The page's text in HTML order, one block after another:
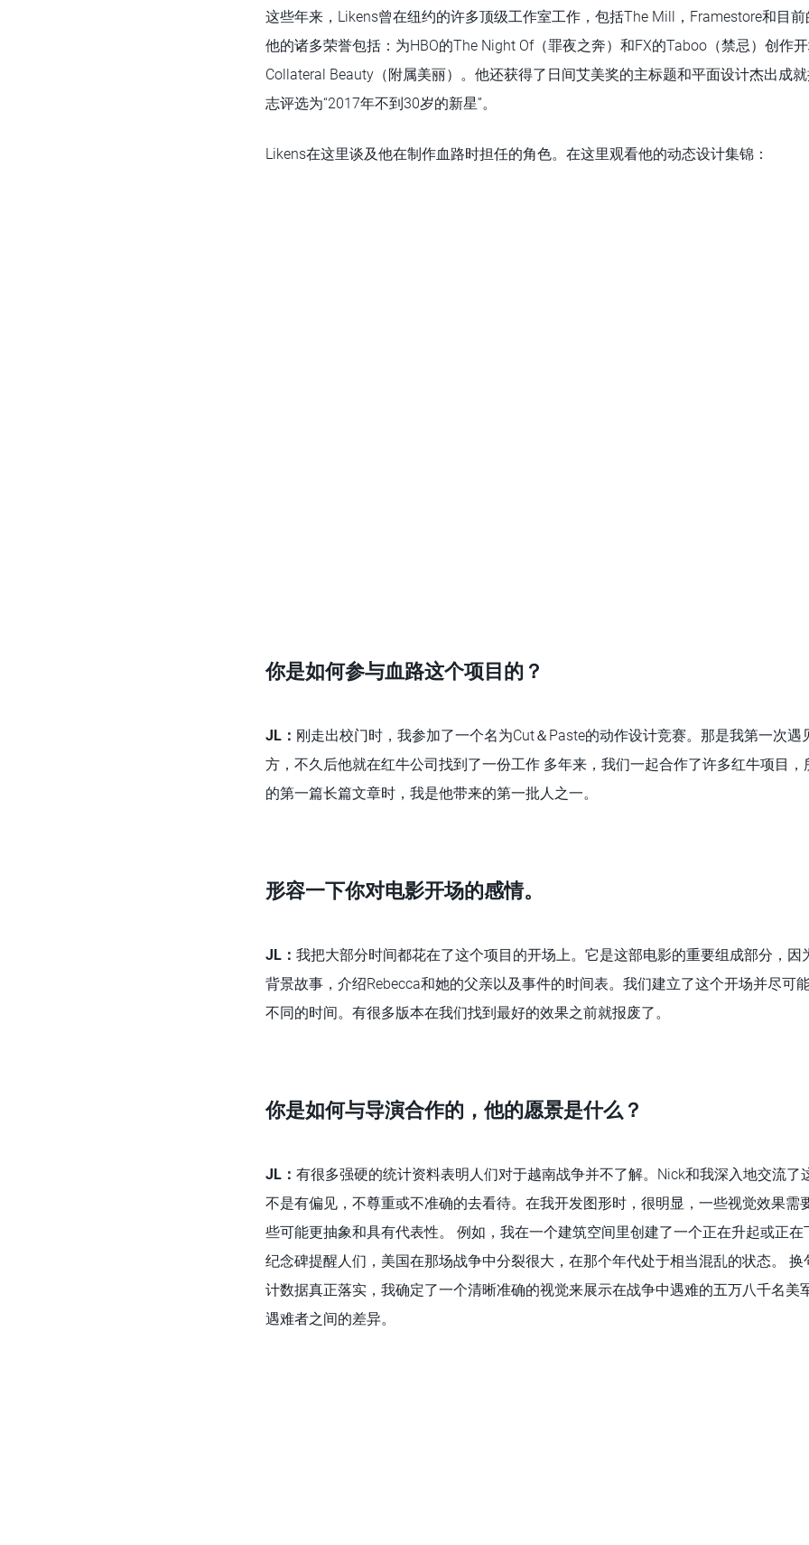
这些年来，Likens曾在纽约的许多顶级工作室工作，包括The Mill，Framestore和目前
他的诸多荣誉包括：为HBO的The Night Of（罪夜之奔）和FX的Taboo（禁忌）创作
Collateral Beauty（附属美丽）。他还获得了日间艾美奖的主标题和平面设计杰出成就
志评选为“2017年不到30岁的新星”。
Likens在这里谈及他在制作血路时担任的角色。在这里观看他的动态设计集锦：
你是如何参与血路这个项目的？
JL ： 刚走出校门时，我参加了一个名为Cut＆Paste的动作设计竞赛。那是我第一次遇
方，不久后他就在红牛公司找到了一份工作 多年来，我们一起合作了许多红牛项目
的第一篇长篇文章时，我是他带来的第一批人之一。
形容一下你对电影开场的感情。
JL ： 我把大部分时间都花在了这个项目的开场上。它是这部电影的重要组成部分，因
背景故事，介绍Rebecca和她的父亲以及事件的时间表。我们建立了这个开场并尽可
不同的时间。有很多版本在我们找到最好的效果之前就报废了。
你是如何与导演合作的，他的愿景是什么？
JL： 有很多强硬的统计资料表明人们对于越南战争并不了解。Nick和我深入地交流了
不是有偏见，不尊重或不准确的去看待。在我开发图形时，很明显，一些视觉效果需
些可能更抽象和具有代表性。 例如，我在一个建筑空间里创建了一个正在升起或正
纪念碑提醒人们，美国在那场战争中分裂很大，在那个年代处于相当混乱的状态。
计数据真正落实，我确定了一个清晰准确的视觉来展示在战争中遇难的五万八千名美
遇难者之间的差异。